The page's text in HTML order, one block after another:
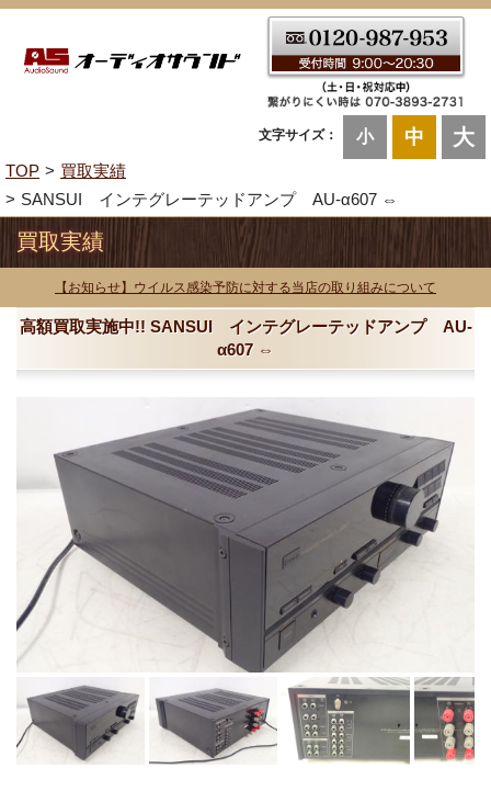
文字サイズ： 小 中 大
TOP
買取実績
SANSUI インテグレーテッドアンプ AU-α607 ⇔
買取実績
【お知らせ】ウイルス感染予防に対する当店の取り組みについて
高額買取実施中!! SANSUI インテグレーテッドアンプ AU-
α607 ⇔